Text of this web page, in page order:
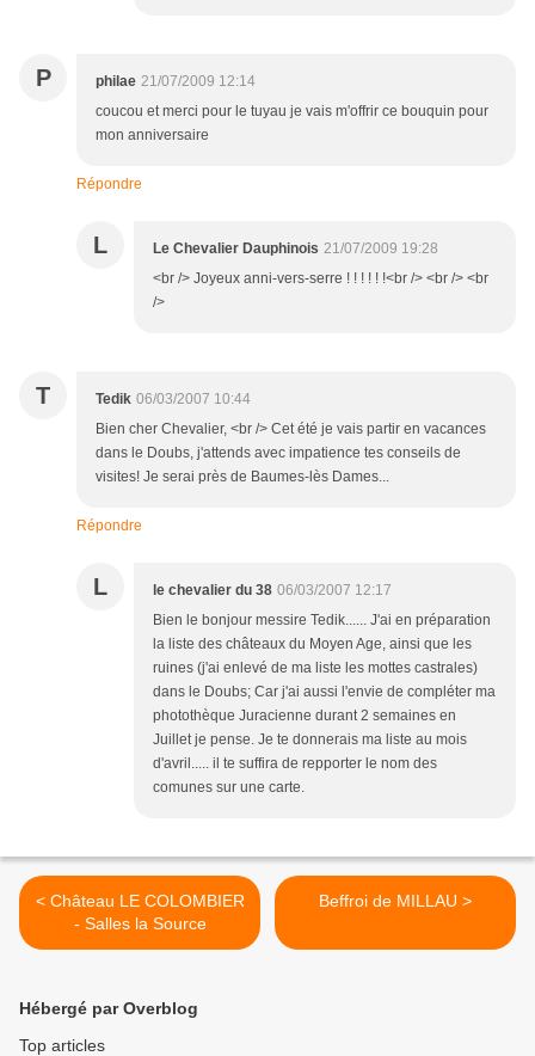
P philae 21/07/2009 12:14
coucou et merci pour le tuyau je vais m'offrir ce bouquin pour
mon anniversaire
Répondre
L Le Chevalier Dauphinois 21/07/2009 19:28
<br /> Joyeux anni-vers-serre ! ! ! ! ! !<br /> <br /> <br
/>
T Tedik 06/03/2007 10:44
Bien cher Chevalier, <br /> Cet été je vais partir en vacances
dans le Doubs, j'attends avec impatience tes conseils de
visites! Je serai près de Baumes-lès Dames...
Répondre
L le chevalier du 38 06/03/2007 12:17
Bien le bonjour messire Tedik...... J'ai en préparation
la liste des châteaux du Moyen Age, ainsi que les
ruines (j'ai enlevé de ma liste les mottes castrales)
dans le Doubs; Car j'ai aussi l'envie de compléter ma
photothèque Juracienne durant 2 semaines en
Juillet je pense. Je te donnerais ma liste au mois
d'avril..... il te suffira de repporter le nom des
comunes sur une carte.
< Château LE COLOMBIER
- Salles la Source
Beffroi de MILLAU >
Hébergé par Overblog
Top articles